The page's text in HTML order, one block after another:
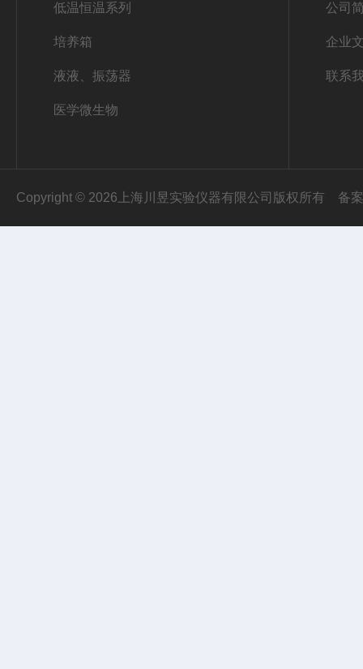
低温恒温系列
培养箱
液液、振荡器
医学微生物
公司
企业
联系
Copyright © 2026上海川昱实验仪器有限公司版权所有 备